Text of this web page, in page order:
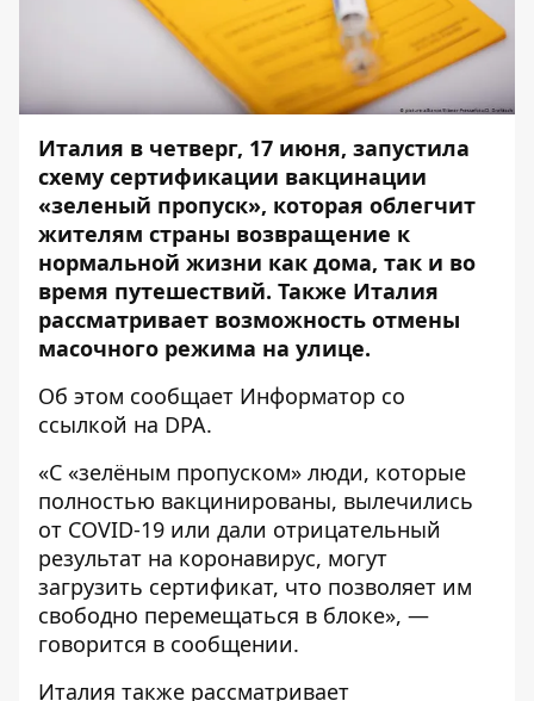
Италия в четверг, 17 июня, запустила
схему сертификации вакцинации
«зеленый пропуск», которая облегчит
жителям страны возвращение к
нормальной жизни как дома, так и во
время путешествий. Также Италия
рассматривает возможность отмены
масочного режима на улице.
Об этом сообщает Информатор со
ссылкой на DPA.
«С «зелёным пропуском» люди, которые
полностью вакцинированы, вылечились
от COVID-19 или дали отрицательный
результат на коронавирус, могут
загрузить сертификат, что позволяет им
свободно перемещаться в блоке», —
говорится в сообщении.
Италия также рассматривает